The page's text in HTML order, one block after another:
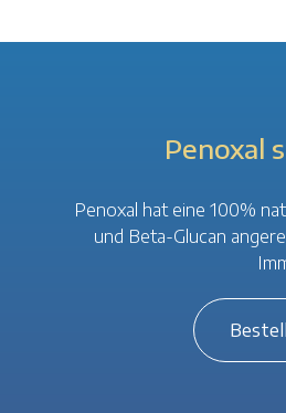
Penoxal
Penoxal hat eine 100%
und Beta-Glucan